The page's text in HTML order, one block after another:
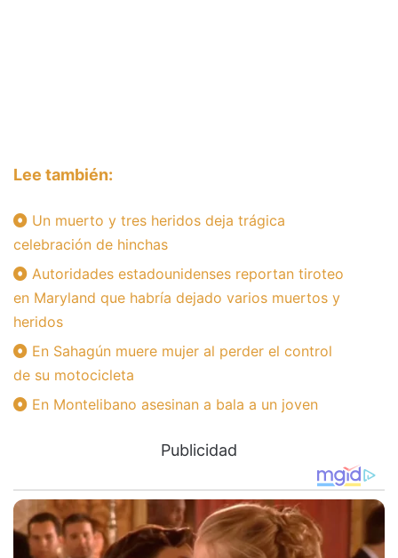
Lee también:
Un muerto y tres heridos deja trágica
celebración de hinchas
Autoridades estadounidenses reportan tiroteo
en Maryland que habría dejado varios muertos y
heridos
En Sahagún muere mujer al perder el control
de su motocicleta
En Montelibano asesinan a bala a un joven
Publicidad